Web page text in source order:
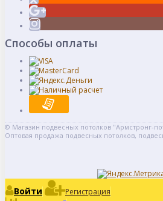
Способы оплаты
© Магазин подвесных потолков "Армстронг-
Оптовая продажа подвесных потолков,
Войти
Регистрация